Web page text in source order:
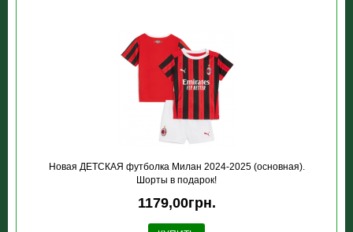
Новая ДЕТСКАЯ футболка Милан 2024-2025 (основная).
Шорты в подарок!
1179,00грн.